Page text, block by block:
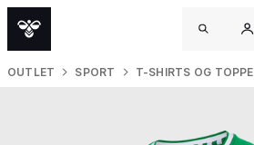
OUTLET SPORT T-SHIRTS OG TOPPE